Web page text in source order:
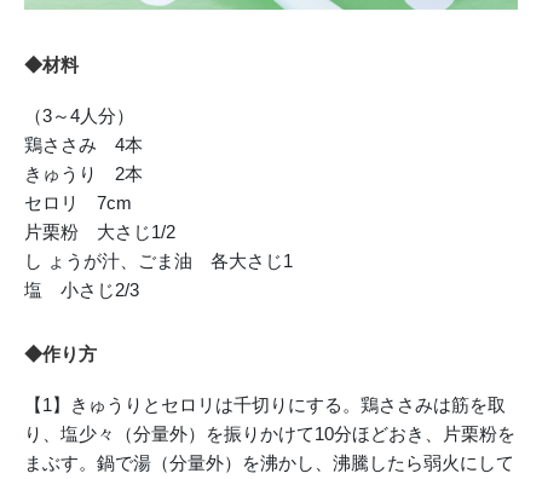
◆材料
（3～4人分）
鶏ささみ 4本
きゅうり 2本
セロリ 7cm
片栗粉 大さじ1/2
し ょうが汁、ごま油 各大さじ1
塩 小さじ2/3
◆作り方
【1】きゅうりとセロリは千切りにする。鶏ささみは筋を取
り、塩少々（分量外）を振りかけて10分ほどおき、片栗粉を
まぶす。鍋で湯（分量外）を沸かし、沸騰したら弱火にして